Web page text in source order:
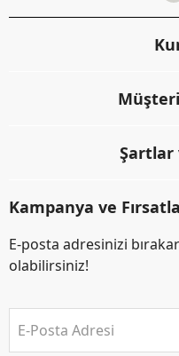
Şartlar
Kampanya ve
E-posta adresinizi
olabilirsiniz!
E-Posta Adresi